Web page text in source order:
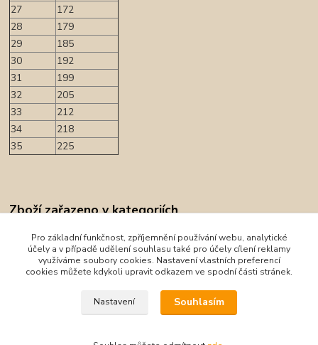
27
172
28
179
29
185
30
192
31
199
32
205
33
212
34
218
35
225
Zboží zařazeno v kategoriích
Barefoot obuv
Sandály
Pro základní funkčnost, zpříjemnění používání webu, analytické
účely a v případě udělení souhlasu také pro účely cílení reklamy
využíváme soubory cookies. Nastavení vlastních preferencí
cookies můžete kdykoli upravit odkazem ve spodní části stránek.
Nastavení Souhlasím